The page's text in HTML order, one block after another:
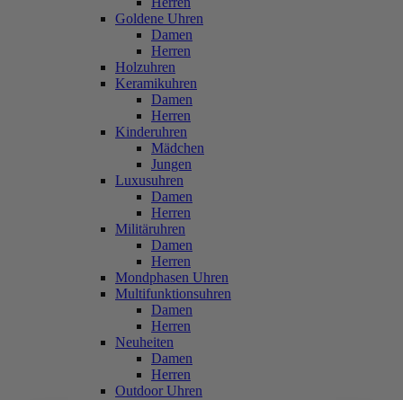
Goldene Uhren
Damen
Herren
Holzuhren
Keramikuhren
Damen
Herren
Kinderuhren
Mädchen
Jungen
Luxusuhren
Damen
Herren
Militäruhren
Damen
Herren
Mondphasen Uhren
Multifunktionsuhren
Damen
Herren
Neuheiten
Damen
Herren
Outdoor Uhren